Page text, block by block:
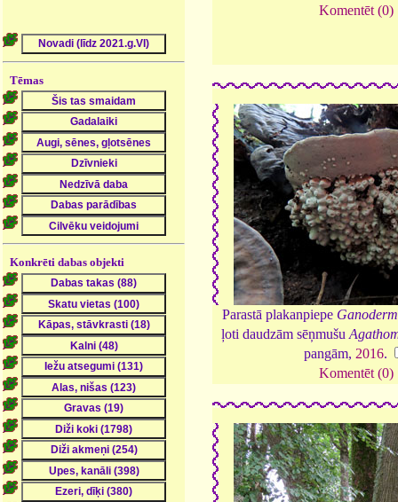
Tēmas
Konkrēti dabas objekti
Komentēt (0)
Parastā plakanpiepe
ļoti daudzām sēņmušu
pangām, 2016.
Komentēt (0)